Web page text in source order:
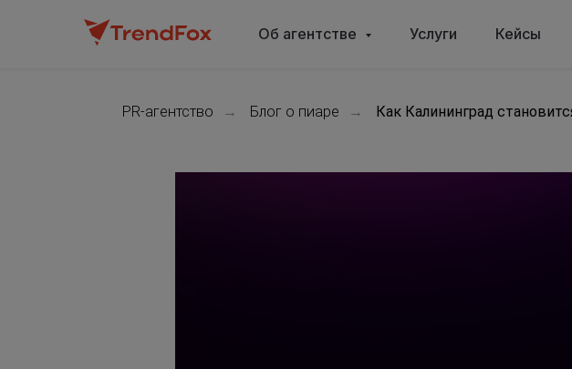
Об агентстве Услуги Кейсы
PR-агентство → Блог о пиаре → Как Калининград